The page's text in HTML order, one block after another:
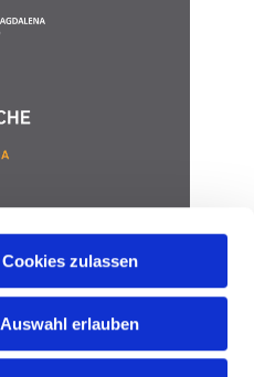
Cookies zulassen
Auswahl erlauben